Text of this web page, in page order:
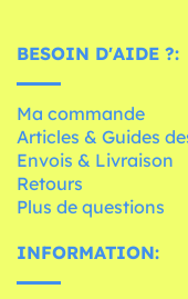
BESOIN D'AIDE ?:
Ma commande
Articles & Guides
Envois & Livraison
Retours
Plus de questions
INFORMATION: